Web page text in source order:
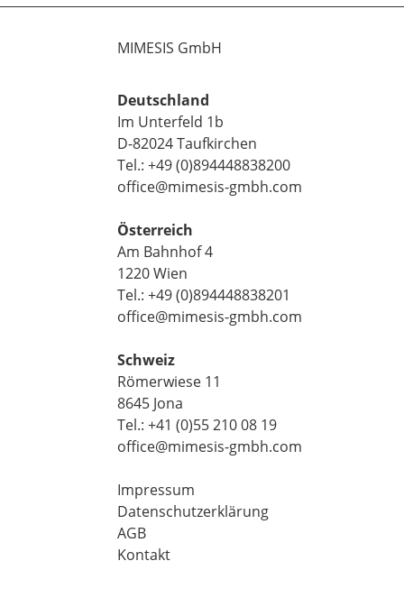
MIMESIS GmbH
Deutschland
Im Unterfeld 1b
D-82024 Taufkirchen
Tel.: +49 (0)894448838200
office@mimesis-gmbh.com
Österreich
Am Bahnhof 4
1220 Wien
Tel.: +49 (0)894448838201
office@mimesis-gmbh.com
Schweiz
Römerwiese 11
8645 Jona
Tel.: +41 (0)55 210 08 19
office@mimesis-gmbh.com
Impressum
Datenschutzerklärung
AGB
Kontakt